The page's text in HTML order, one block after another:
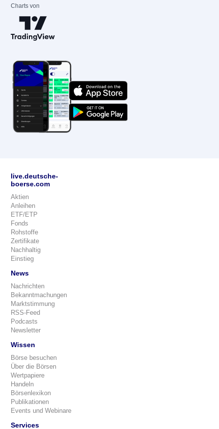
Charts von
live.deutsche-
boerse.com
Aktien
Anleihen
ETF/ETP
Fonds
Rohstoffe
Zertifikate
Nachhaltig
Einstieg
News
Nachrichten
Bekanntmachungen
Marktstimmung
RSS-Feed
Podcasts
Newsletter
Wissen
Börse besuchen
Über die Börsen
Wertpapiere
Handeln
Börsenlexikon
Publikationen
Events und Webinare
Services